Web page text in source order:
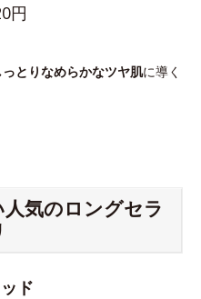
円
っとりなめらかなツヤ肌に導く
人気のロングセラ
ド